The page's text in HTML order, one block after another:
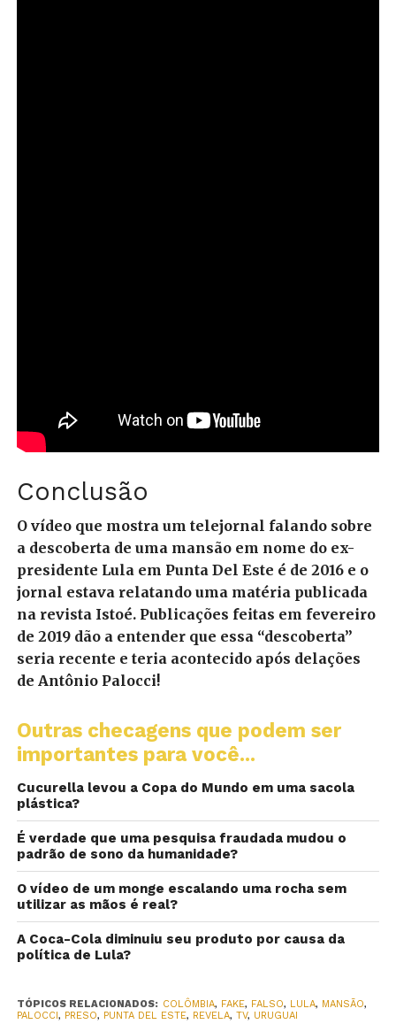
Conclusão
O vídeo que mostra um telejornal falando sobre
a descoberta de uma mansão em nome do ex-
presidente Lula em Punta Del Este é de 2016 e o
jornal estava relatando uma matéria publicada
na revista Istoé. Publicações feitas em fevereiro
de 2019 dão a entender que essa “descoberta”
seria recente e teria acontecido após delações
de Antônio Palocci!
Outras checagens que podem ser
importantes para você...
Cucurella levou a Copa do Mundo em uma sacola
plástica?
É verdade que uma pesquisa fraudada mudou o
padrão de sono da humanidade?
O vídeo de um monge escalando uma rocha sem
utilizar as mãos é real?
A Coca-Cola diminuiu seu produto por causa da
política de Lula?
TÓPICOS RELACIONADOS: COLÔMBIA, FAKE, FALSO, LULA, MANSÃO,
PALOCCI, PRESO, PUNTA DEL ESTE, REVELA, TV, URUGUAI